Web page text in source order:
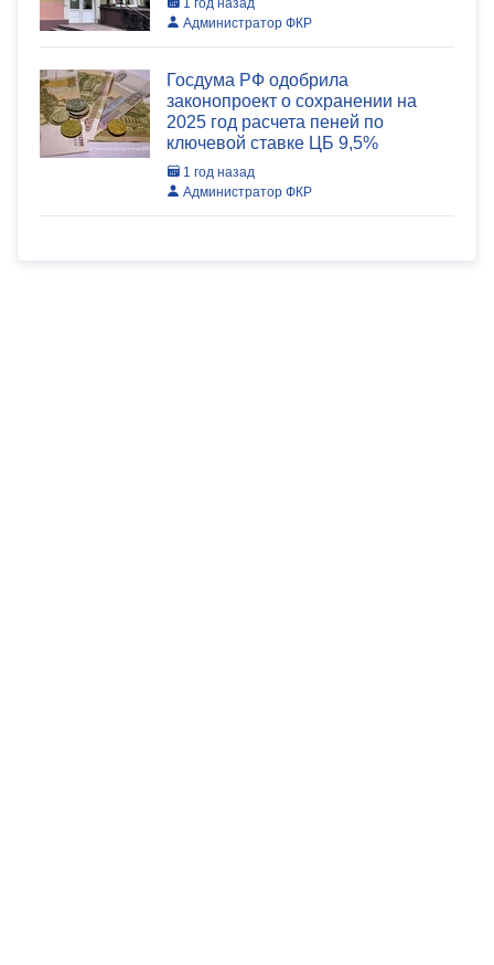
1 год назад
Администратор ФКР
Госдума РФ одобрила
законопроект о сохранении на
2025 год расчета пеней по
ключевой ставке ЦБ 9,5%
1 год назад
Администратор ФКР